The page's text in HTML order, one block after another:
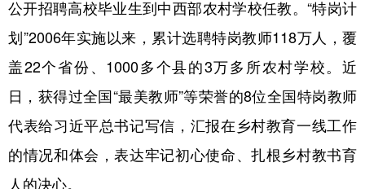
公开招聘高校毕业生到中西部农村学校任教。“特岗计
划”2006年实施以来，累计选聘特岗教师118万人，覆
盖22个省份、1000多个县的3万多所农村学校。近
日，获得过全国“最美教师”等荣誉的8位全国特岗教师
代表给习近平总书记写信，汇报在乡村教育一线工作
的情况和体会，表达牢记初心使命、扎根乡村教书育
人的决心。